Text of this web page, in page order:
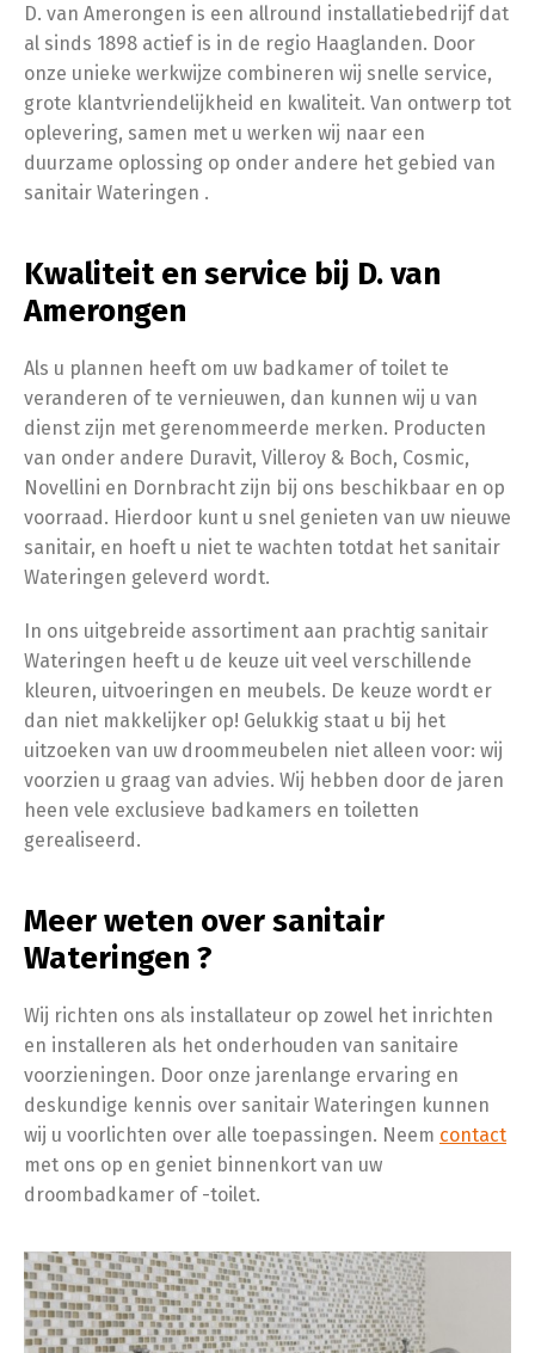
D. van Amerongen is een allround installatiebedrijf dat
al sinds 1898 actief is in de regio Haaglanden. Door
onze unieke werkwijze combineren wij snelle service,
grote klantvriendelijkheid en kwaliteit. Van ontwerp tot
oplevering, samen met u werken wij naar een
duurzame oplossing op onder andere het gebied van
sanitair Wateringen .
Kwaliteit en service bij D. van
Amerongen
Als u plannen heeft om uw badkamer of toilet te
veranderen of te vernieuwen, dan kunnen wij u van
dienst zijn met gerenommeerde merken. Producten
van onder andere Duravit, Villeroy & Boch, Cosmic,
Novellini en Dornbracht zijn bij ons beschikbaar en op
voorraad. Hierdoor kunt u snel genieten van uw nieuwe
sanitair, en hoeft u niet te wachten totdat het sanitair
Wateringen geleverd wordt.
In ons uitgebreide assortiment aan prachtig sanitair
Wateringen heeft u de keuze uit veel verschillende
kleuren, uitvoeringen en meubels. De keuze wordt er
dan niet makkelijker op! Gelukkig staat u bij het
uitzoeken van uw droommeubelen niet alleen voor: wij
voorzien u graag van advies. Wij hebben door de jaren
heen vele exclusieve badkamers en toiletten
gerealiseerd.
Meer weten over sanitair
Wateringen ?
Wij richten ons als installateur op zowel het inrichten
en installeren als het onderhouden van sanitaire
voorzieningen. Door onze jarenlange ervaring en
deskundige kennis over sanitair Wateringen kunnen
wij u voorlichten over alle toepassingen. Neem contact
met ons op en geniet binnenkort van uw
droombadkamer of -toilet.